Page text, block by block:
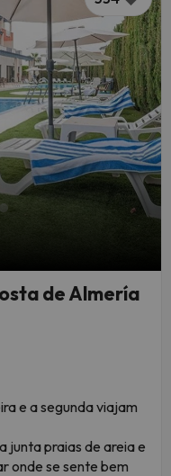
de Almería
e a segunda viajam
junta praias de areia e
onde se sente bem